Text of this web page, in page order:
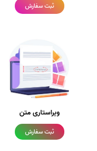
ثبت سفارش
ویراستاری متن
ثبت سفارش